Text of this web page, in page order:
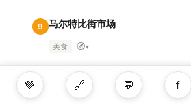
9 马尔特比街市场
美食 🧭▾
10 Elephant and Castle Food Hall
🧭
💚 🔗 💬 f